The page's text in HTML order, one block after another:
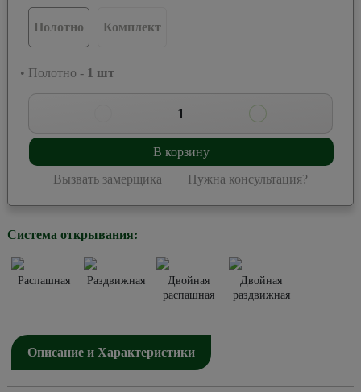
Полотно Комплект
• Полотно - 1 шт
1
В корзину
Вызвать замерщика Нужна консультация?
Система открывания:
Распашная Раздвижная
Двойная
распашная
Двойная
раздвижная
Описание и Характеристики